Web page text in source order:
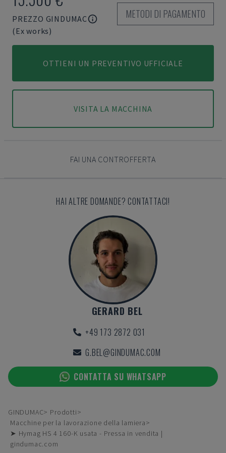
PREZZO GINDUMAC
(Ex works)
METODI DI PAGAMENTO
OTTIENI UN PREVENTIVO UFFICIALE
VISITA LA MACCHINA
FAI UNA CONTROFFERTA
HAI ALTRE DOMANDE? CONTATTACI!
GERARD BEL
+49 173 2872 031
G.BEL@GINDUMAC.COM
CONTATTA SU WHATSAPP
GINDUMAC
Prodotti
Macchine per la lavorazione della lamiera
➤ Hymag HS 4 160-K usata - Pressa in vendita |
gindumac.com